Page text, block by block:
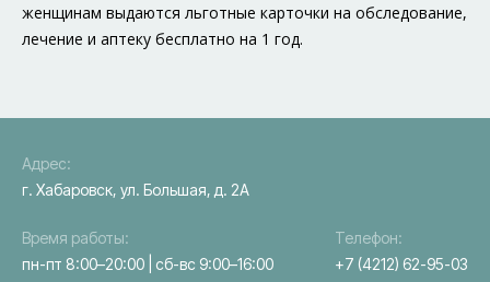
женщинам выдаются льготные карточки на обследование,
лечение и аптеку бесплатно на 1 год.
Адрес:
г. Хабаровск, ул. Большая, д. 2А
Время работы:
пн-пт 8:00–20:00 | сб-вс 9:00–16:00
Телефон:
+7 (4212) 62-95-03